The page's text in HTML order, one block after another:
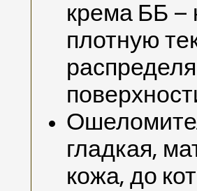
крема ББ –
плотную
гладкая,
кожа, до